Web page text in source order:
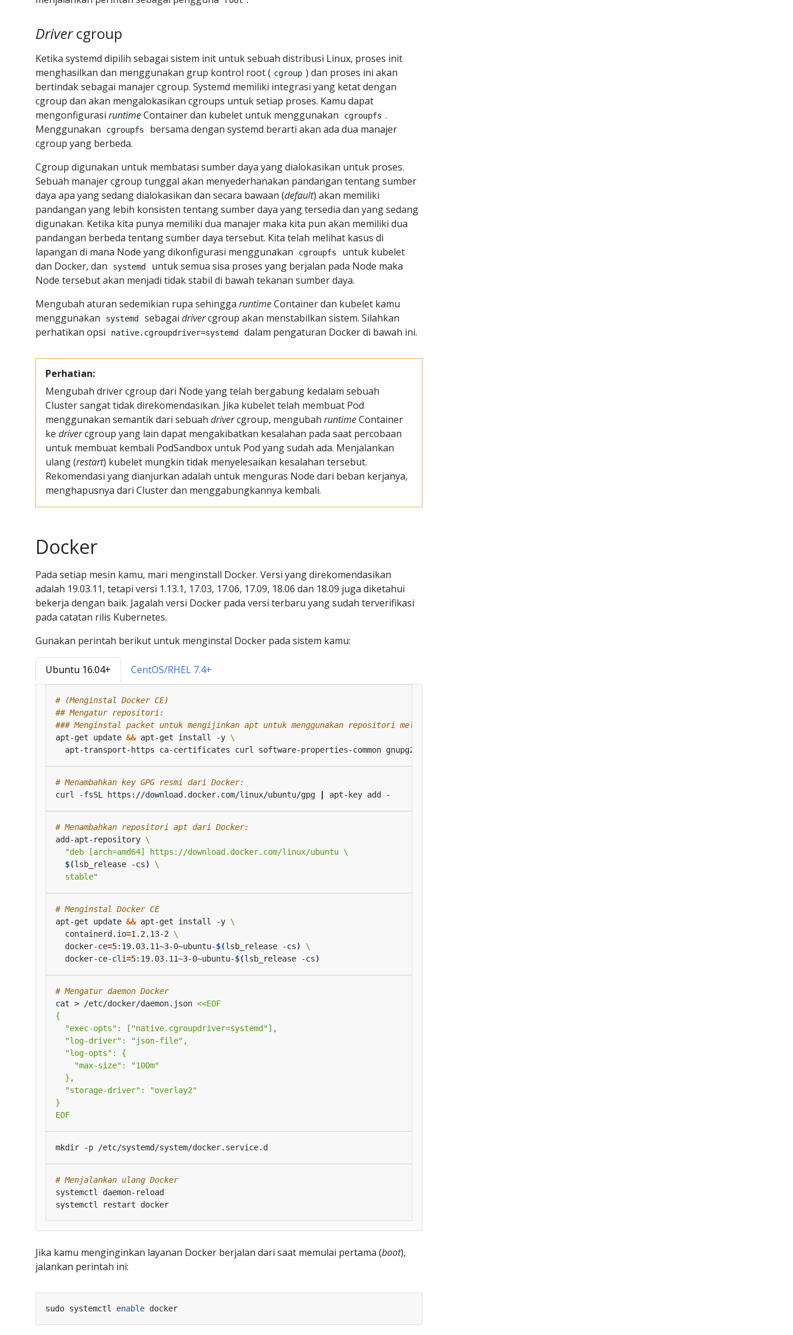
Drivercgroup
Ketika systemd dipilih sebagai sistem init untuk sebuah distribusi Linux, proses init
menghasilkan dan menggunakan grup kontrol root ( cgroup ) dan proses ini akan
bertindak sebagai manajer cgroup. Systemd memiliki integrasi yang ketat dengan
cgroup dan akan mengalokasikan cgroups untuk setiap proses. Kamu dapat
mengonfigurasi runtimeContainer dan kubelet untuk menggunakan cgroupfs .
Menggunakan
cgroupfs
bersama dengan systemd berarti akan ada dua manajer
cgroup yang berbeda.
Cgroup digunakan untuk membatasi sumber daya yang dialokasikan untuk proses.
Sebuah manajer cgroup tunggal akan menyederhanakan pandangan tentang sumber
daya apa yang sedang dialokasikan dan secara bawaan (default) akan memiliki
pandangan yang lebih konsisten tentang sumber daya yang tersedia dan yang sedang
digunakan. Ketika kita punya memiliki dua manajer maka kita pun akan memiliki dua
pandangan berbeda tentang sumber daya tersebut. Kita telah melihat kasus di
lapangan di mana Node yang dikonfigurasi menggunakan
cgroupfs
untuk kubelet
dan Docker, dan
systemd
untuk semua sisa proses yang berjalan pada Node maka
Node tersebut akan menjadi tidak stabil di bawah tekanan sumber daya.
Mengubah aturan sedemikian rupa sehingga runtimeContainer dan kubelet kamu
menggunakan
systemd sebagai drivercgroup akan menstabilkan sistem. Silahkan
perhatikan opsi
native.cgroupdriver=systemd dalam pengaturan Docker di bawah ini.
Perhatian:
Mengubah driver cgroup dari Node yang telah bergabung kedalam sebuah
Cluster sangat tidak direkomendasikan. Jika kubelet telah membuat Pod
menggunakan semantik dari sebuah drivercgroup, mengubah runtimeContainer
ke drivercgroup yang lain dapat mengakibatkan kesalahan pada saat percobaan
untuk membuat kembali PodSandbox untuk Pod yang sudah ada. Menjalankan
ulang (restart) kubelet mungkin tidak menyelesaikan kesalahan tersebut.
Rekomendasi yang dianjurkan adalah untuk menguras Node dari beban kerjanya,
menghapusnya dari Cluster dan menggabungkannya kembali.
Docker
Pada setiap mesin kamu, mari menginstall Docker. Versi yang direkomendasikan
adalah 19.03.11, tetapi versi 1.13.1, 17.03, 17.06, 17.09, 18.06 dan 18.09 juga diketahui
bekerja dengan baik. Jagalah versi Docker pada versi terbaru yang sudah terverifikasi
pada catatan rilis Kubernetes.
Gunakan perintah berikut untuk menginstal Docker pada sistem kamu:
Ubuntu 16.04+ CentOS/RHEL 7.4+
# (Menginstal Docker CE)
## Mengatur repositori:
### Menginstal packet untuk mengijinkan apt untuk menggunakan repositori melalui HTTPS
apt-get update && apt-get install -y
# Menambahkan key GPG resmi dari Docker:
curl -fsSL https://download.docker.com/linux/ubuntu/gpg
# Menambahkan repositori apt dari Docker:
add-apt-repository
$(lsb_release -cs)
  stable"
# Menginstal Docker CE
apt-get update && apt-get install -y
  containerd.io
=1.2.13-2
  docker-ce
=5:19.03.11~3-0~ubuntu-$(lsb_release -cs)
  docker-ce-cli
=5:19.03.11~3-0~ubuntu-$(lsb_release -cs)
# Mengatur daemon Docker
cat > /etc/docker/daemon.json
EOF
# Menjalankan ulang Docker
Jika kamu menginginkan layanan Docker berjalan dari saat memulai pertama (boot),
jalankan perintah ini:
sudo systemctl enable